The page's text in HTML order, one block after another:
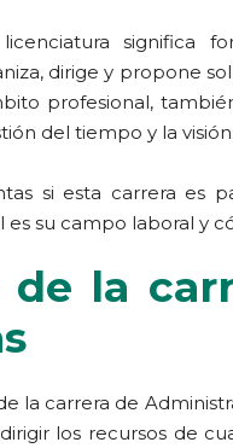
significa
dirige y propone
profesional,
del tiempo y la
si esta carrera es
es su campo laboral y
de la
la carrera de
los recursos de